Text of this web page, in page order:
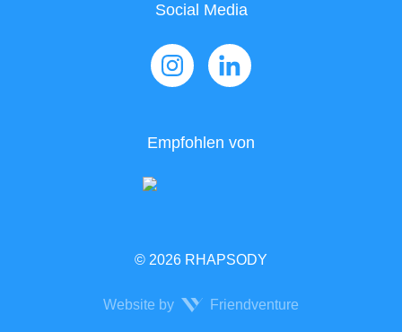
Social Media
Empfohlen von
© 2026 RHAPSODY
Website by Friendventure